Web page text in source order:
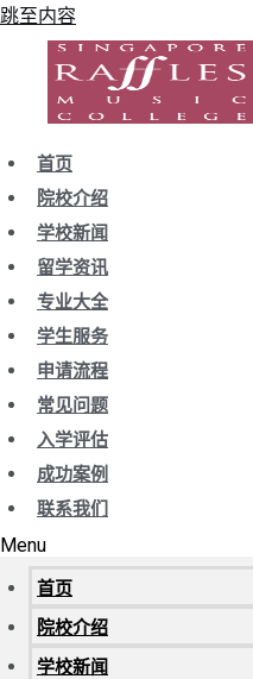
跳至内容
首页
院校介绍
学校新闻
留学资讯
专业大全
学生服务
申请流程
常见问题
入学评估
成功案例
联系我们
Menu
首页
院校介绍
学校新闻